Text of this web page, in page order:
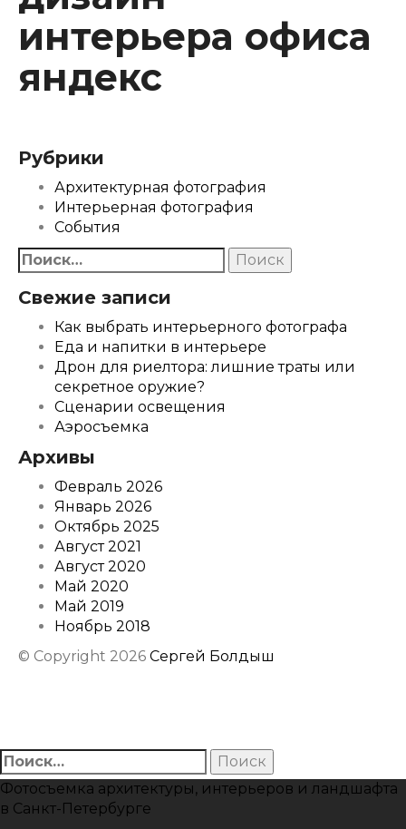
интерьера офиса
яндекс
Рубрики
Архитектурная фотография
Интерьерная фотография
События
Найти:
Свежие записи
Как выбрать интерьерного фотографа
Еда и напитки в интерьере
Дрон для риелтора: лишние траты или
секретное оружие?
Сценарии освещения
Аэросъемка
Архивы
Февраль 2026
Январь 2026
Октябрь 2025
Август 2021
Август 2020
Май 2020
Май 2019
Ноябрь 2018
© Copyright 2026 Сергей Болдыш
Behance
Найти:
Фотосъемка архитектуры, интерьеров и ландшафта
в Санкт-Петербурге